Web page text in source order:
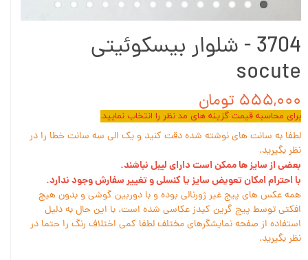
3704 - شلوار بیسکوئیتی
socute
۵۵۵,۰۰۰ تومان
برای محاسبه قیمت گزینه های مد نظر را انتخاب نمایید.
لطفا به سانت های نوشته شده دقت کنید و یک الی سه سانت خطا را در
نظر بگیرید.
بعضی از سایز ها ممکن است دارای لیبل نباشند.
با احترام امکان تعویض سایز یا کنسلی و تغییر سفارش وجود ندارد.
همه عکس های پیج غیر ژورنالی بوده و با دوربین گوشی و بدون هیچ
افکتی توسط پیج گرین کیدز عکاسی شده است. با این حال به دلیل
استفاده از صفحه نمایشگرهای مختلف لطفا کمی اختلاف رنگ را حتما در
نظر بگیرید.